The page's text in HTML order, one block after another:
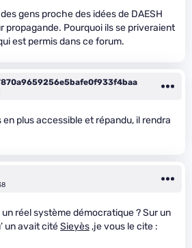
gens proche des idées de DAESH
propagande. Pourquoi ils se priveraient
est permis dans ce forum.
en plus accessible et répandu, il rendra
un réel système démocratique ? Sur un
un avait citéSieyès,je vous le cite :